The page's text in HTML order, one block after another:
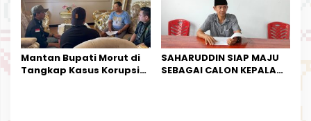
Mantan Bupati Morut di
Tangkap Kasus Korupsi
SAHARUDDIN SIAP MAJU
SEBAGAI CALON KEPALA